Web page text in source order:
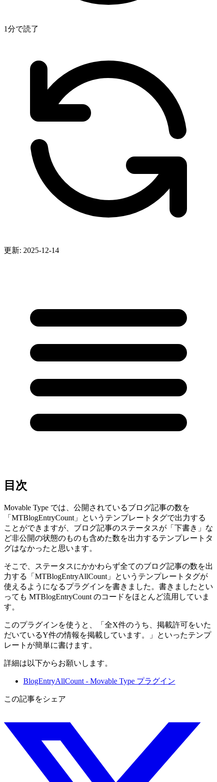
1分で読了
更新: 2025-12-14
目次
Movable Type では、公開されているブログ記事の数を
「MTBlogEntryCount」というテンプレートタグで出力する
ことができますが、ブログ記事のステータスが「下書き」な
ど非公開の状態のものも含めた数を出力するテンプレートタ
グはなかったと思います。
そこで、ステータスにかかわらず全てのブログ記事の数を出
力する「MTBlogEntryAllCount」というテンプレートタグが
使えるようになるプラグインを書きました。書きましたとい
っても MTBlogEntryCount のコードをほとんど流用していま
す。
このプラグインを使うと、「全X件のうち、掲載許可をいた
だいているY件の情報を掲載しています。」といったテンプ
レートが簡単に書けます。
詳細は以下からお願いします。
BlogEntryAllCount - Movable Type プラグイン
この記事をシェア